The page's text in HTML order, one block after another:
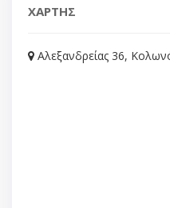
ΧΑΡΤΗΣ
Αλεξανδρείας 36,